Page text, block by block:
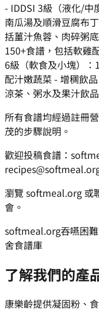
- IDDSI 3級（液化/中
南瓜湯及順滑豆腐布
括薑汁魚蓉、肉碎粥
150+食譜，包括軟雞
6級（軟食及小塊）
配汁嫩蔬菜 - 增稠飲
涼茶、粥水及果汁飲品
所有食譜均經過註冊
茂的步驟說明。
歡迎投稿食譜：
瀏覽 softmeal.org 或
會。
softmeal.org吞嚥困
舍食譜庫
了解我們的產
康樂齡提供凝固粉、